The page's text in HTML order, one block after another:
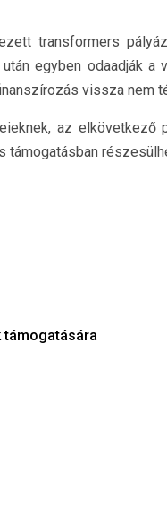
transformers
egyben odaadják a
vissza nem
az
támogatásban
támogatására